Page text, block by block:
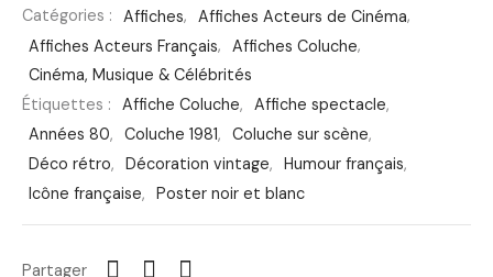
Catégories :
Affiches, Affiches Acteurs de Cinéma,
Affiches Acteurs Français, Affiches Coluche,
Cinéma, Musique & Célébrités
Étiquettes :
Affiche Coluche, Affiche spectacle,
Années 80, Coluche 1981, Coluche sur scène,
Déco rétro, Décoration vintage, Humour français,
Icône française, Poster noir et blanc
Partager